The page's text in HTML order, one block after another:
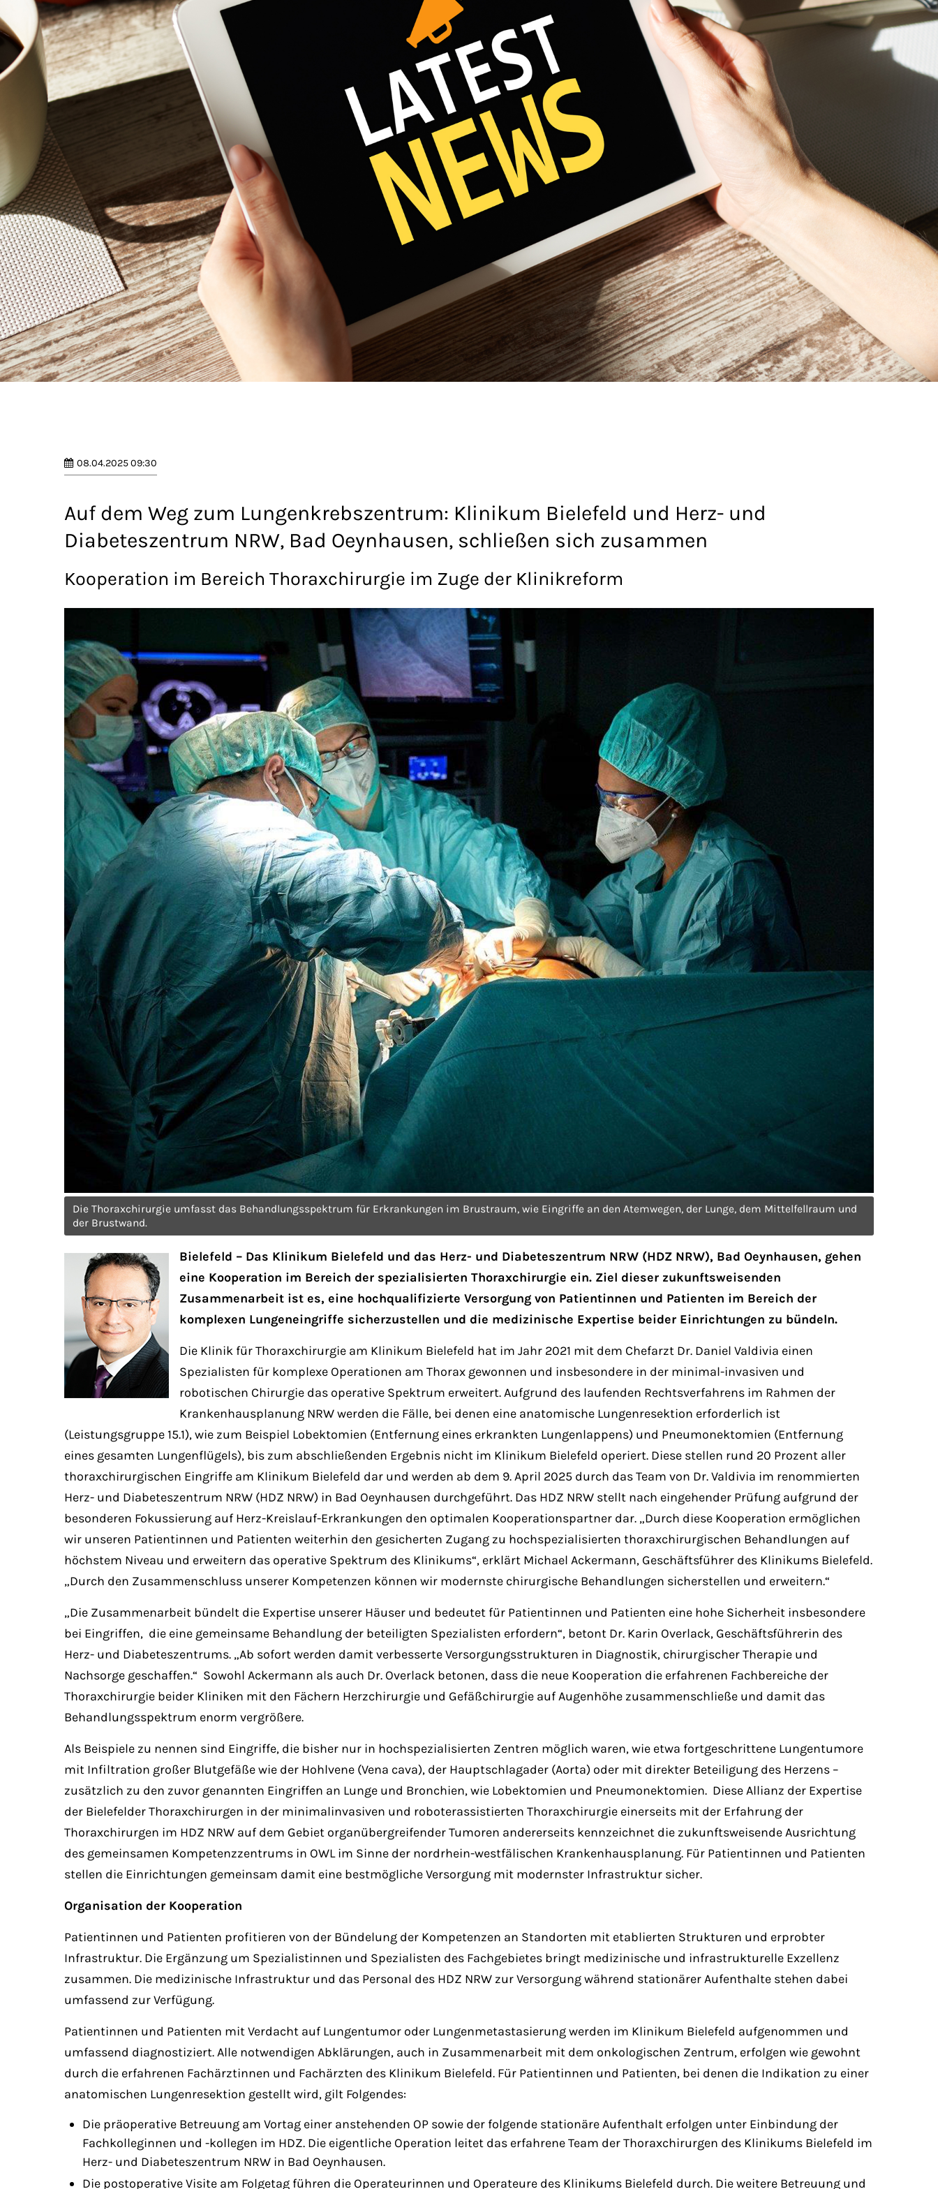
Mon - Fri 8:00am - 5:00pm
08.04.2025 09:30
Auf dem Weg zum Lungenkrebszentrum: Klinikum Bielefeld und Herz- und
Diabeteszentrum NRW, Bad Oeynhausen, schließen sich zusammen
Kooperation im Bereich Thoraxchirurgie im Zuge der Klinikreform
Die Thoraxchirurgie umfasst das Behandlungsspektrum für Erkrankungen im Brustraum, wie Eingriffe an den Atemwegen, der Lunge, dem Mittelfellraum und
der Brustwand.
Bielefeld – Das Klinikum Bielefeld und das Herz- und Diabeteszentrum NRW (HDZ NRW), Bad Oeynhausen, gehen
eine Kooperation im Bereich der spezialisierten Thoraxchirurgie ein. Ziel dieser zukunftsweisenden
Zusammenarbeit ist es, eine hochqualifizierte Versorgung von Patientinnen und Patienten im Bereich der
komplexen Lungeneingriffe sicherzustellen und die medizinische Expertise beider Einrichtungen zu bündeln.
Die Klinik für Thoraxchirurgie am Klinikum Bielefeld hat im Jahr 2021 mit dem Chefarzt Dr. Daniel Valdivia einen
Spezialisten für komplexe Operationen am Thorax gewonnen und insbesondere in der minimal-invasiven und
robotischen Chirurgie das operative Spektrum erweitert. Aufgrund des laufenden Rechtsverfahrens im Rahmen der
Krankenhausplanung NRW werden die Fälle, bei denen eine anatomische Lungenresektion erforderlich ist
(Leistungsgruppe 15.1), wie zum Beispiel Lobektomien (Entfernung eines erkrankten Lungenlappens) und Pneumonektomien (Entfernung
eines gesamten Lungenflügels), bis zum abschließenden Ergebnis nicht im Klinikum Bielefeld operiert. Diese stellen rund 20 Prozent aller
thoraxchirurgischen Eingriffe am Klinikum Bielefeld dar und werden ab dem 9. April 2025 durch das Team von Dr. Valdivia im renommierten
Herz- und Diabeteszentrum NRW (HDZ NRW) in Bad Oeynhausen durchgeführt. Das HDZ NRW stellt nach eingehender Prüfung aufgrund der
besonderen Fokussierung auf Herz-Kreislauf-Erkrankungen den optimalen Kooperationspartner dar. „Durch diese Kooperation ermöglichen
wir unseren Patientinnen und Patienten weiterhin den gesicherten Zugang zu hochspezialisierten thoraxchirurgischen Behandlungen auf
höchstem Niveau und erweitern das operative Spektrum des Klinikums“, erklärt Michael Ackermann, Geschäftsführer des Klinikums Bielefeld.
„Durch den Zusammenschluss unserer Kompetenzen können wir modernste chirurgische Behandlungen sicherstellen und erweitern.“
„Die Zusammenarbeit bündelt die Expertise unserer Häuser und bedeutet für Patientinnen und Patienten eine hohe Sicherheit insbesondere
bei Eingriffen, die eine gemeinsame Behandlung der beteiligten Spezialisten erfordern“, betont Dr. Karin Overlack, Geschäftsführerin des
Herz- und Diabeteszentrums. „Ab sofort werden damit verbesserte Versorgungsstrukturen in Diagnostik, chirurgischer Therapie und
Nachsorge geschaffen.“ Sowohl Ackermann als auch Dr. Overlack betonen, dass die neue Kooperation die erfahrenen Fachbereiche der
Thoraxchirurgie beider Kliniken mit den Fächern Herzchirurgie und Gefäßchirurgie auf Augenhöhe zusammenschließe und damit das
Behandlungsspektrum enorm vergrößere.
Als Beispiele zu nennen sind Eingriffe, die bisher nur in hochspezialisierten Zentren möglich waren, wie etwa fortgeschrittene Lungentumore
mit Infiltration großer Blutgefäße wie der Hohlvene (Vena cava), der Hauptschlagader (Aorta) oder mit direkter Beteiligung des Herzens –
zusätzlich zu den zuvor genannten Eingriffen an Lunge und Bronchien, wie Lobektomien und Pneumonektomien. Diese Allianz der Expertise
der Bielefelder Thoraxchirurgen in der minimalinvasiven und roboterassistierten Thoraxchirurgie einerseits mit der Erfahrung der
Thoraxchirurgen im HDZ NRW auf dem Gebiet organübergreifender Tumoren andererseits kennzeichnet die zukunftsweisende Ausrichtung
des gemeinsamen Kompetenzzentrums in OWL im Sinne der nordrhein-westfälischen Krankenhausplanung. Für Patientinnen und Patienten
stellen die Einrichtungen gemeinsam damit eine bestmögliche Versorgung mit modernster Infrastruktur sicher.
Organisation der Kooperation
Patientinnen und Patienten profitieren von der Bündelung der Kompetenzen an Standorten mit etablierten Strukturen und erprobter
Infrastruktur. Die Ergänzung um Spezialistinnen und Spezialisten des Fachgebietes bringt medizinische und infrastrukturelle Exzellenz
zusammen. Die medizinische Infrastruktur und das Personal des HDZ NRW zur Versorgung während stationärer Aufenthalte stehen dabei
umfassend zur Verfügung.
Patientinnen und Patienten mit Verdacht auf Lungentumor oder Lungenmetastasierung werden im Klinikum Bielefeld aufgenommen und
umfassend diagnostiziert. Alle notwendigen Abklärungen, auch in Zusammenarbeit mit dem onkologischen Zentrum, erfolgen wie gewohnt
durch die erfahrenen Fachärztinnen und Fachärzten des Klinikum Bielefeld. Für Patientinnen und Patienten, bei denen die Indikation zu einer
anatomischen Lungenresektion gestellt wird, gilt Folgendes:
Die präoperative Betreuung am Vortag einer anstehenden OP sowie der folgende stationäre Aufenthalt erfolgen unter Einbindung der
Fachkolleginnen und -kollegen im HDZ. Die eigentliche Operation leitet das erfahrene Team der Thoraxchirurgen des Klinikums Bielefeld im
Herz- und Diabeteszentrum NRW in Bad Oeynhausen.
Die postoperative Visite am Folgetag führen die Operateurinnen und Operateure des Klinikums Bielefeld durch. Die weitere Betreuung und